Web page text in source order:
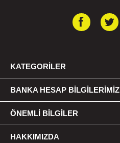
KATEGORILER
BANKA HESAP BILGILERIMIZ
ÖNEMLI BILGILER
HAKKIMIZDA